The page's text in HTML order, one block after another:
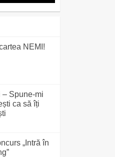
NEMI!
Spune-mi
ca să îți
„Intră în